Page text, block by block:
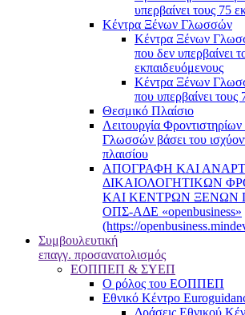
υπερβαίνει τους 75
Κέντρα Ξένων Γλωσσών
Kέντρα Ξένων
που δεν υπερβαίνει
εκπαιδευόμενους
Kέντρα Ξένων
που υπερβαίνει τους
Θεσμικό Πλαίσιο
Λειτουργία
Γλωσσών βάσει του
πλαισίου
ΑΠΟΓΡΑΦΗ ΚΑΙ
ΔΙΚΑΙΟΛΟΓΗΤΙΚΩΝ
ΚΑΙ ΚΕΝΤΡΩΝ ΞΕΝΩΝ
ΟΠΣ-ΑΔΕ «openbusiness»
(https://
Συμβουλευτική
επαγγ. προσανατολισμός
ΕΟΠΠΕΠ & ΣΥΕΠ
Ο ρόλος του ΕΟΠΠΕΠ
Εθνικό Κέντρο
Δράσεις Εθνικού